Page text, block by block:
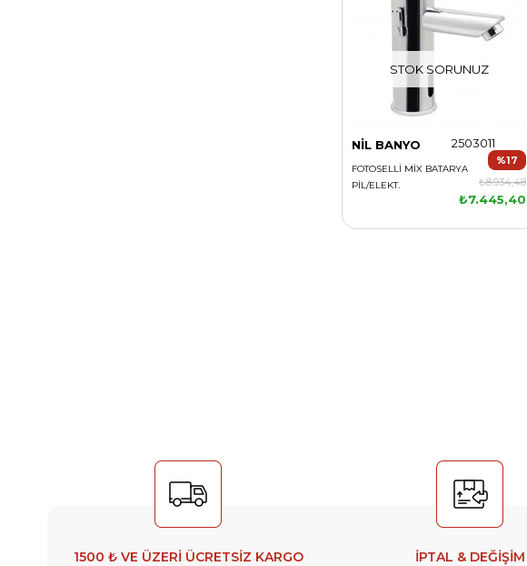
STOK SORUNUZ
NİL BANYO
FOTOSELLİ MİX BATARYA
PİL/ELEKT.
2503011
₺7.445,40
₺8.934,48
%17
1500 ₺ VE ÜZERİ ÜCRETSİZ KARGO İPTAL & DEĞİŞİM